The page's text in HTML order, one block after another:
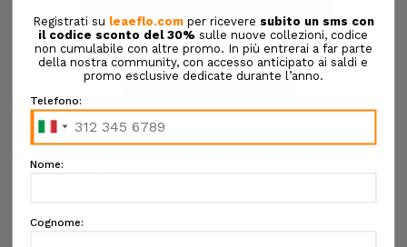
DIGEL
EDOARDO-ST